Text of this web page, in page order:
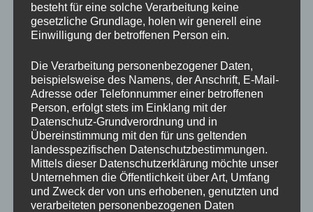
E-
Mail-
Adresse
Website
Name, E-Mail-Adresse und Website in
diesem Browser für meinen nächsten
Kommentar speichern.
besteht für eine solche Verarbeitung keine
gesetzliche Grundlage, holen wir generell eine
Einwilligung der betroffenen Person ein.
Die Verarbeitung personenbezogener Daten,
beispielsweise des Namens, der Anschrift, E-Mail-
Adresse oder Telefonnummer einer betroffenen
Person, erfolgt stets im Einklang mit der
Datenschutz-Grundverordnung und in
Übereinstimmung mit den für uns geltenden
landesspezifischen Datenschutzbestimmungen.
Mittels dieser Datenschutzerklärung möchte unser
Unternehmen die Öffentlichkeit über Art, Umfang
und Zweck der von uns erhobenen, genutzten und
verarbeiteten personenbezogenen Daten